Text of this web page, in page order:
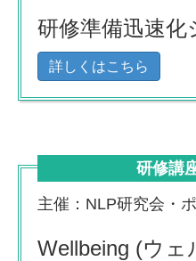
研修準備迅速化
詳しくはこちら
研修講
主催：NLP研究会・
Wellbeing (ウ